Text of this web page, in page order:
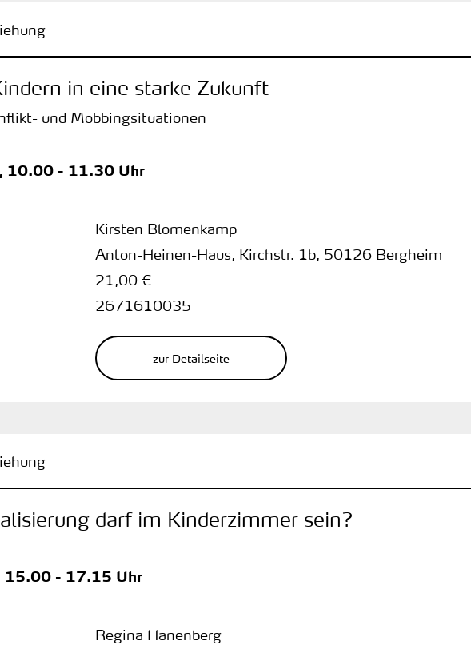
in eine starke Zukunft
und Mobbingsituationen
10.00 - 11.30 Uhr
Kirsten Blomenkamp
Anton-Heinen-Haus, Kirchstr. 1b, 50126 Bergheim
21,00 €
2671610035
zur Detailseite
darf im Kinderzimmer sein?
- 17.15 Uhr
Regina Hanenberg